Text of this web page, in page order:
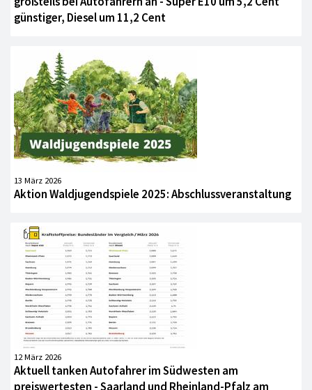
günstiger, Diesel um 11,2 Cent
13 März 2026
Aktion Waldjugendspiele 2025: Abschlussveranstaltung
12 März 2026
Aktuell tanken Autofahrer im Südwesten am
preiswertesten - Saarland und Rheinland-Pfalz am